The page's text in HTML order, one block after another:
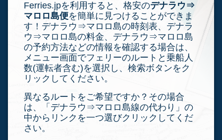
Ferries.jpを利用すると、格安のデナラウ⇒
マロロ島便を簡単に見つけることができま
す！デナラウ⇒マロロ島の時刻表、デナラ
ウ⇒マロロ島の料金、デナラウ⇒マロロ島
の予約方法などの情報を確認する場合は、
メニュー画面でフェリーのルートと乗船人
数(運転者含む)を選択し、検索ボタンをク
リックしてください。
異なるルートをご希望ですか？その場合
は、「デナラウ⇒マロロ島線の代わり」の
中からリンクを一つ選びクリックしてくだ
さい。